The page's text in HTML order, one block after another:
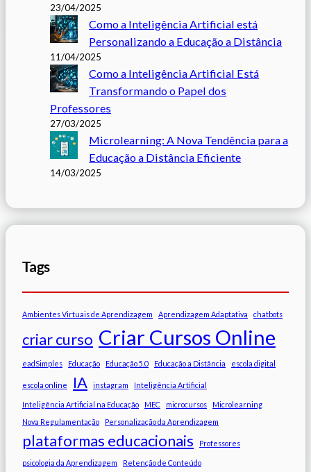
23/04/2025
Como a Inteligência Artificial está
Personalizando a Educação a Distância
11/04/2025
Como a Inteligência Artificial Está
Transformando o Papel dos
Professores
27/03/2025
Microlearning: A Nova Tendência para a
Educação a Distância Eficiente
14/03/2025
Tags
Ambientes Virtuais de Aprendizagem Aprendizagem Adaptativa chatbots
criar curso Criar Cursos Online
eadSimples Educação Educação 5.0 Educação a Distância escola digital
escola online IA instagram Inteligência Artificial
Inteligência Artificial na Educação MEC microcursos
Microlearning
Nova Regulamentação
Personalização da Aprendizagem
plataformas educacionais Professores
psicologia da Aprendizagem Retenção de Conteúdo